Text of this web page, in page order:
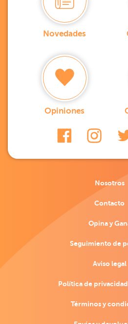
Novedades
Opiniones
Nosotros
Contacto
Opina y
Seguimiento de
Aviso legal
Política de
Términos y